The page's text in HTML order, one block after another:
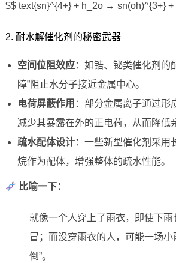
$$ text{sn}^{4+} + h_2o → sn(oh)^{3+} +
2. 耐水解催化剂的秘密武器
空间位阻效应：如锆、铋类催化剂的
障”阻止水分子接近金属中心。
电荷屏蔽作用 ：部分金属离子通过形
减少其暴露在外的正电荷，从而降低
疏水配体设计：一些新型催化剂采用
烷作为配体，增强整体的疏水性能。
比喻一下：
就像一个人穿上了雨衣，即使下雨
冒；而没穿雨衣的人，可能一场小
倒”。